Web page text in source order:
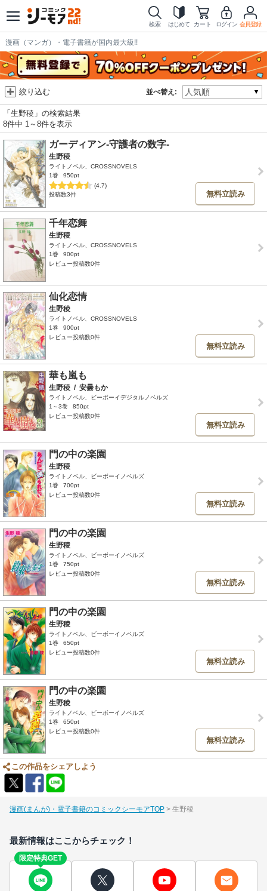
検索 はじめて カート ログイン 会員登録
漫画（マンガ）・電子書籍が国内最大級!!
並べ替え:
絞り込む
「生野稜」の検索結果
8件中 1～8件を表示
ガーディアン-守護者の数字-
生野稜
ライトノベル、CROSSNOVELS
1巻
950pt
(4.7)
投稿数3件
無料立読み
千年恋舞
生野稜
ライトノベル、CROSSNOVELS
1巻
900pt
レビュー投稿数0件
仙化恋情
生野稜
ライトノベル、CROSSNOVELS
1巻
900pt
レビュー投稿数0件
無料立読み
華も嵐も
生野稜 / 安曇もか
ライトノベル、ビーボーイデジタルノベルズ
1～3巻
850pt
レビュー投稿数0件
無料立読み
門の中の楽園
生野稜
ライトノベル、ビーボーイノベルズ
1巻
700pt
レビュー投稿数0件
無料立読み
門の中の楽園
生野稜
ライトノベル、ビーボーイノベルズ
1巻
750pt
レビュー投稿数0件
無料立読み
門の中の楽園
生野稜
ライトノベル、ビーボーイノベルズ
1巻
650pt
レビュー投稿数0件
無料立読み
門の中の楽園
生野稜
ライトノベル、ビーボーイノベルズ
1巻
650pt
レビュー投稿数0件
無料立読み
この作品をシェアしよう
漫画(まんが)・電子書籍のコミックシーモアTOP 生野稜
最新情報はここからチェック！
限定特典GET